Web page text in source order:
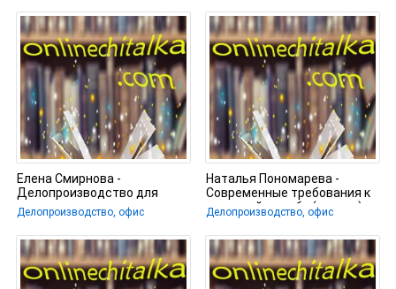
Елена Смирнова -
Делопроизводство для
секретаря
Делопроизводство, офис
Наталья Пономарева -
Современные требования к
кадровой службе (отделу)
Делопроизводство, офис